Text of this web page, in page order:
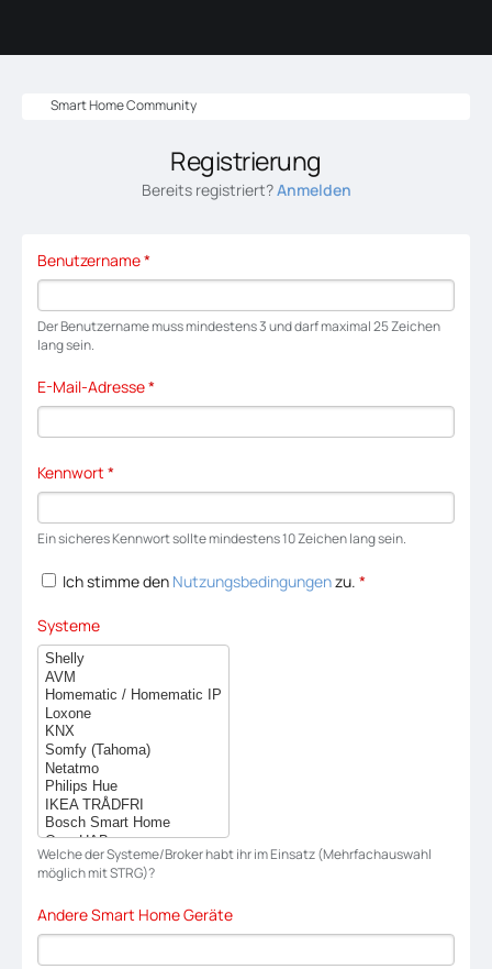
Smart Home Community
Registrierung
Bereits registriert?Anmelden
Benutzername*
Der Benutzername muss mindestens 3 und darf maximal 25 Zeichen
lang sein.
E-Mail-Adresse*
Kennwort *
Ein sicheres Kennwort sollte mindestens 10 Zeichen lang sein.
Ich stimme den Nutzungsbedingungenzu. *
Systeme
Welche der Systeme/Broker habt ihr im Einsatz (Mehrfachauswahl
möglich mit STRG)?
Andere Smart Home Geräte